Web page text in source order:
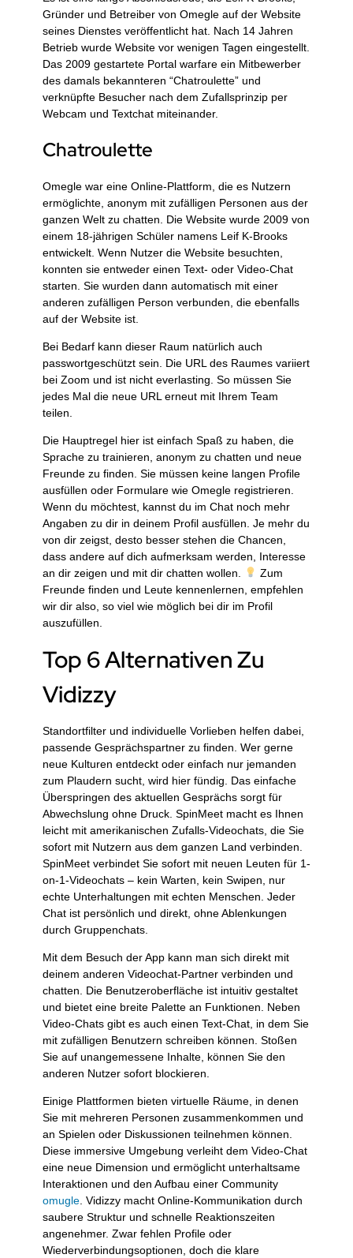
Gründer und Betreiber von Omegle auf der Website
seines Dienstes veröffentlicht hat. Nach 14 Jahren
Betrieb wurde Website vor wenigen Tagen eingestellt.
Das 2009 gestartete Portal warfare ein Mitbewerber
des damals bekannteren “Chatroulette” und
verknüpfte Besucher nach dem Zufallsprinzip per
Webcam und Textchat miteinander.
Chatroulette
Omegle war eine Online-Plattform, die es Nutzern
ermöglichte, anonym mit zufälligen Personen aus der
ganzen Welt zu chatten. Die Website wurde 2009 von
einem 18-jährigen Schüler namens Leif K-Brooks
entwickelt. Wenn Nutzer die Website besuchten,
konnten sie entweder einen Text- oder Video-Chat
starten. Sie wurden dann automatisch mit einer
anderen zufälligen Person verbunden, die ebenfalls
auf der Website ist.
Bei Bedarf kann dieser Raum natürlich auch
passwortgeschützt sein. Die URL des Raumes variiert
bei Zoom und ist nicht everlasting. So müssen Sie
jedes Mal die neue URL erneut mit Ihrem Team
teilen.
Die Hauptregel hier ist einfach Spaß zu haben, die
Sprache zu trainieren, anonym zu chatten und neue
Freunde zu finden. Sie müssen keine langen Profile
ausfüllen oder Formulare wie Omegle registrieren.
Wenn du möchtest, kannst du im Chat noch mehr
Angaben zu dir in deinem Profil ausfüllen. Je mehr du
von dir zeigst, desto besser stehen die Chancen,
dass andere auf dich aufmerksam werden, Interesse
an dir zeigen und mit dir chatten wollen.
Zum
Freunde finden und Leute kennenlernen, empfehlen
wir dir also, so viel wie möglich bei dir im Profil
auszufüllen.
Top 6 Alternativen Zu
Vidizzy
Standortfilter und individuelle Vorlieben helfen dabei,
passende Gesprächspartner zu finden. Wer gerne
neue Kulturen entdeckt oder einfach nur jemanden
zum Plaudern sucht, wird hier fündig. Das einfache
Überspringen des aktuellen Gesprächs sorgt für
Abwechslung ohne Druck. SpinMeet macht es Ihnen
leicht mit amerikanischen Zufalls-Videochats, die Sie
sofort mit Nutzern aus dem ganzen Land verbinden.
SpinMeet verbindet Sie sofort mit neuen Leuten für 1-
on-1-Videochats – kein Warten, kein Swipen, nur
echte Unterhaltungen mit echten Menschen. Jeder
Chat ist persönlich und direkt, ohne Ablenkungen
durch Gruppenchats.
Mit dem Besuch der App kann man sich direkt mit
deinem anderen Videochat-Partner verbinden und
chatten. Die Benutzeroberfläche ist intuitiv gestaltet
und bietet eine breite Palette an Funktionen. Neben
Video-Chats gibt es auch einen Text-Chat, in dem Sie
mit zufälligen Benutzern schreiben können. Stoßen
Sie auf unangemessene Inhalte, können Sie den
anderen Nutzer sofort blockieren.
Einige Plattformen bieten virtuelle Räume, in denen
Sie mit mehreren Personen zusammenkommen und
an Spielen oder Diskussionen teilnehmen können.
Diese immersive Umgebung verleiht dem Video-Chat
eine neue Dimension und ermöglicht unterhaltsame
Interaktionen und den Aufbau einer Community
omugle. Vidizzy macht Online-Kommunikation durch
saubere Struktur und schnelle Reaktionszeiten
angenehmer. Zwar fehlen Profile oder
Wiederverbindungsoptionen, doch die klare